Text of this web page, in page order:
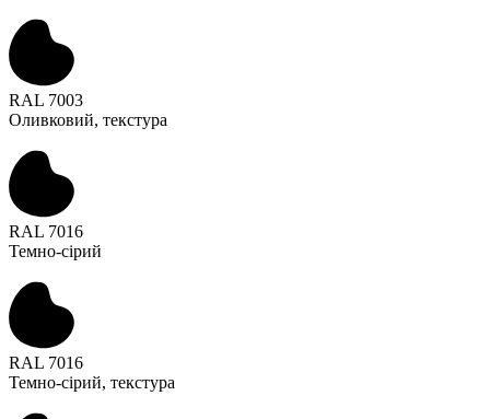
RAL 7003
Оливковий, текстура
RAL 7016
Темно-сірий
RAL 7016
Темно-сірий, текстура